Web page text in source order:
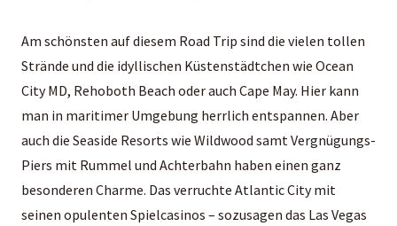
Am schönsten auf diesem Road Trip sind die vielen tollen
Strände und die idyllischen Küstenstädtchen wie Ocean
City MD, Rehoboth Beach oder auch Cape May. Hier kann
man in maritimer Umgebung herrlich entspannen. Aber
auch die Seaside Resorts wie Wildwood samt Vergnügungs-
Piers mit Rummel und Achterbahn haben einen ganz
besonderen Charme. Das verruchte Atlantic City mit
seinen opulenten Spielcasinos – sozusagen das Las Vegas